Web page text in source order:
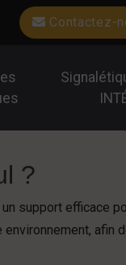
Contactez-
?
support efficace
afin